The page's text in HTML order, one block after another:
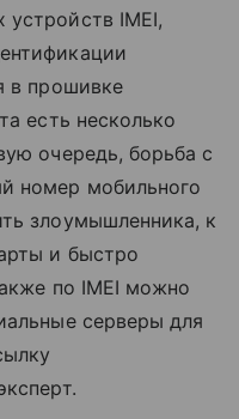
IMEI,
в прошивке
есть несколько
очередь, борьба с
номер мобильного
злоумышленника, к
и быстро
по IMEI можно
серверы для